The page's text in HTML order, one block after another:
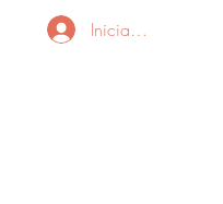
Iniciar sesión